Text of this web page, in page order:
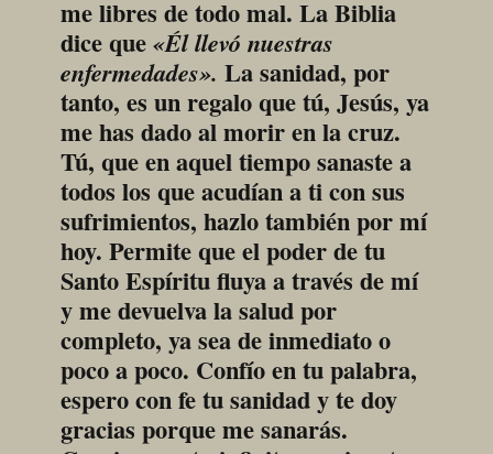
me libres de todo mal. La Biblia
dice que «Él llevó nuestras
enfermedades». La sanidad, por
tanto, es un regalo que tú, Jesús, ya
me has dado al morir en la cruz.
Tú, que en aquel tiempo sanaste a
todos los que acudían a ti con sus
sufrimientos, hazlo también por mí
hoy. Permite que el poder de tu
Santo Espíritu fluya a través de mí
y me devuelva la salud por
completo, ya sea de inmediato o
poco a poco. Confío en tu palabra,
espero con fe tu sanidad y te doy
gracias porque me sanarás.